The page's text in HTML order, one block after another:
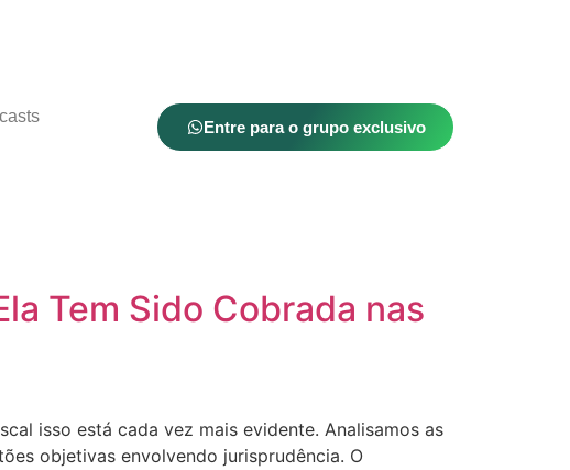
Entre para o grupo exclusivo
Tem Sido Cobrada nas
isso está cada vez mais evidente. Analisamos as
objetivas envolvendo jurisprudência. O